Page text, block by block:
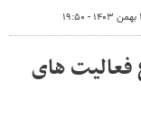
فعالیت های